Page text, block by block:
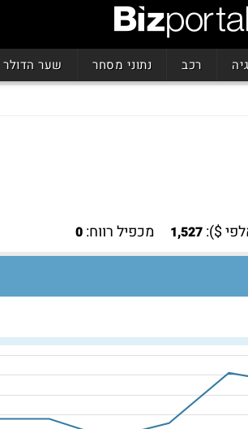
רכב נתוני מסחר שער הדולר
$):
1,527 מכפיל רווח: 0